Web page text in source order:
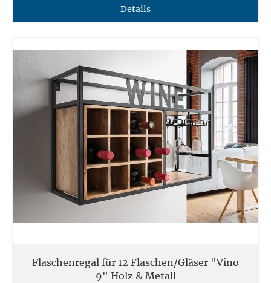
Details
Flaschenregal für 12 Flaschen/Gläser "Vino
9" Holz & Metall